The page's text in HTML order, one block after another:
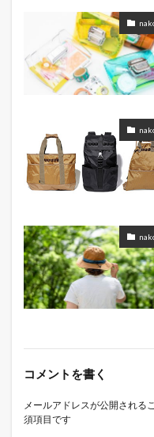
コメントを書く
メールアドレスが公開される
須項目です